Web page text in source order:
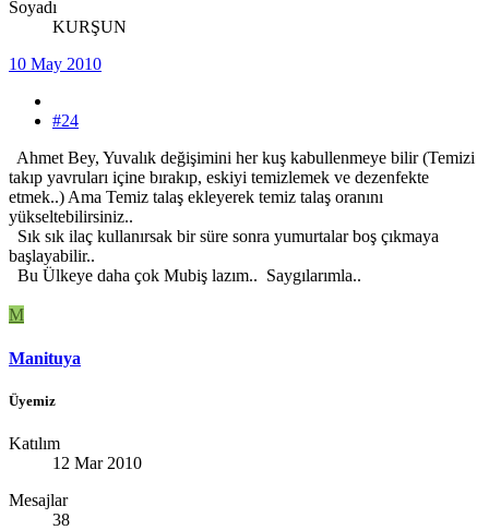
Soyadı
KURŞUN
10 May 2010
#24
Ahmet Bey, Yuvalık değişimini her kuş kabullenmeye bilir (Temizi
takıp yavruları içine bırakıp, eskiyi temizlemek ve dezenfekte
etmek..) Ama Temiz talaş ekleyerek temiz talaş oranını
yükseltebilirsiniz..
Sık sık ilaç kullanırsak bir süre sonra yumurtalar boş çıkmaya
başlayabilir..
Bu Ülkeye daha çok Mubiş lazım.. Saygılarımla..
M
Manituya
Üyemiz
Katılım
12 Mar 2010
Mesajlar
38